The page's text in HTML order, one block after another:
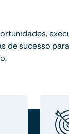
de sucesso